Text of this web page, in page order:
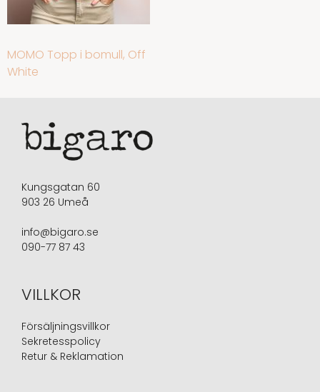
INLÄGGSNAVIGERING
MOMO Topp i bomull, Off
White
Kungsgatan 60
903 26 Umeå
info@bigaro.se
090-77 87 43
VILLKOR
Försäljningsvillkor
Sekretesspolicy
Retur & Reklamation